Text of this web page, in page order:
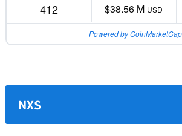
412 $38.56 M USD
Powered by CoinMarketCap
NXS